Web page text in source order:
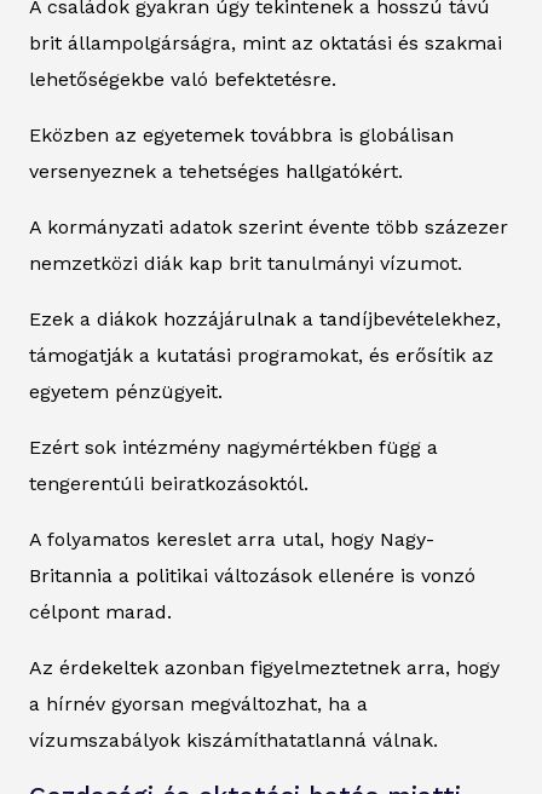
A családok gyakran úgy tekintenek a hosszú távú
brit állampolgárságra, mint az oktatási és szakmai
lehetőségekbe való befektetésre.
Eközben az egyetemek továbbra is globálisan
versenyeznek a tehetséges hallgatókért.
A kormányzati adatok szerint évente több százezer
nemzetközi diák kap brit tanulmányi vízumot.
Ezek a diákok hozzájárulnak a tandíjbevételekhez,
támogatják a kutatási programokat, és erősítik az
egyetem pénzügyeit.
Ezért sok intézmény nagymértékben függ a
tengerentúli beiratkozásoktól.
A folyamatos kereslet arra utal, hogy Nagy-
Britannia a politikai változások ellenére is vonzó
célpont marad.
Az érdekeltek azonban figyelmeztetnek arra, hogy
a hírnév gyorsan megváltozhat, ha a
vízumszabályok kiszámíthatatlanná válnak.